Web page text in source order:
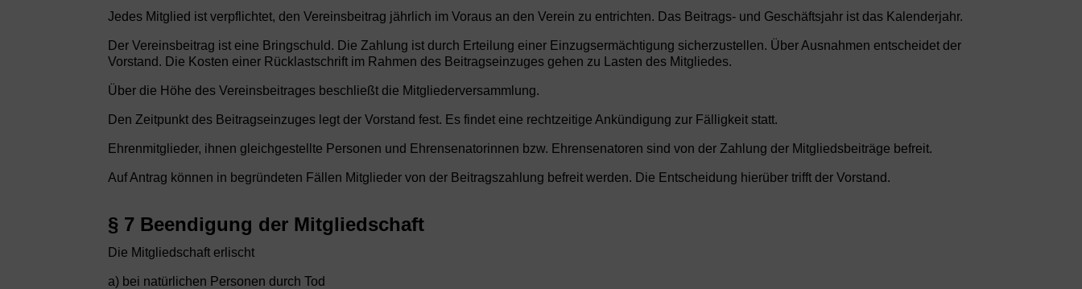
Jedes Mitglied ist verpflichtet, den Vereinsbeitrag jährlich im Voraus an den Verein zu entrichten. Das Beitrags- und Geschäftsjahr ist das Kalenderjahr.
Der Vereinsbeitrag ist eine Bringschuld. Die Zahlung ist durch Erteilung einer Einzugsermächtigung sicherzustellen. Über Ausnahmen entscheidet der
Vorstand. Die Kosten einer Rücklastschrift im Rahmen des Beitragseinzuges gehen zu Lasten des Mitgliedes.
Über die Höhe des Vereinsbeitrages beschließt die Mitgliederversammlung.
Den Zeitpunkt des Beitragseinzuges legt der Vorstand fest. Es findet eine rechtzeitige Ankündigung zur Fälligkeit statt.
Ehrenmitglieder, ihnen gleichgestellte Personen und Ehrensenatorinnen bzw. Ehrensenatoren sind von der Zahlung der Mitgliedsbeiträge befreit.
Auf Antrag können in begründeten Fällen Mitglieder von der Beitragszahlung befreit werden. Die Entscheidung hierüber trifft der Vorstand.
§ 7 Beendigung der Mitgliedschaft
Die Mitgliedschaft erlischt
a) bei natürlichen Personen durch Tod